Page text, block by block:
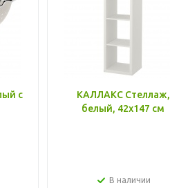
с
КАЛЛАКС Стеллаж,
белый, 42x147 см
В наличии